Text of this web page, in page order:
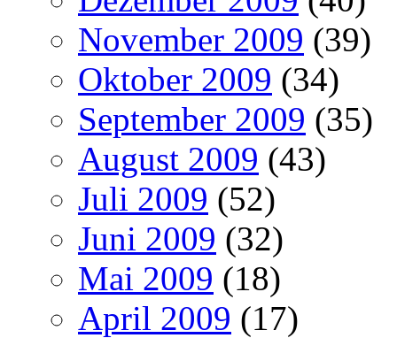
November 2009 (39)
Oktober 2009 (34)
September 2009 (35)
August 2009 (43)
Juli 2009 (52)
Juni 2009 (32)
Mai 2009 (18)
April 2009 (17)